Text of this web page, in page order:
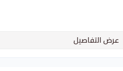
عرض التفاصيل